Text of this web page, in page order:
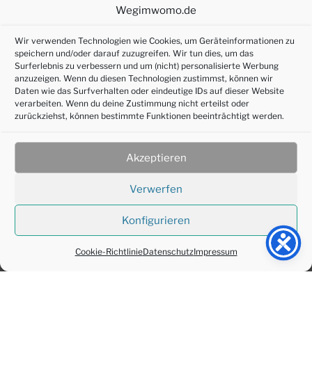
Wegimwomo.de
Wir verwenden Technologien wie Cookies, um Geräteinformationen zu
speichern und/oder darauf zuzugreifen. Wir tun dies, um das
Surferlebnis zu verbessern und um (nicht) personalisierte Werbung
anzuzeigen. Wenn du diesen Technologien zustimmst, können wir
Daten wie das Surfverhalten oder eindeutige IDs auf dieser Website
verarbeiten. Wenn du deine Zustimmung nicht erteilst oder
zurückziehst, können bestimmte Funktionen beeinträchtigt werden.
Akzeptieren
Verwerfen
Konfigurieren
Cookie-RichtlinieDatenschutzImpressum
private und wirklich große Stellplätze kennen
bei uns beliebt.
Um unsere Erfahrungen, Reisen undTippssoll es auf
dieser Seite gehen. Gleichzeitig dienen auch
verschiedene Seiten für uns als eigenes kleines
Nachschlagewerk und zur persönlichen Erinnerung.
Wir finden hier unsere gesammelte Informationen
schnell wieder, ohne dass wir viel im Netz suchen
müssen.